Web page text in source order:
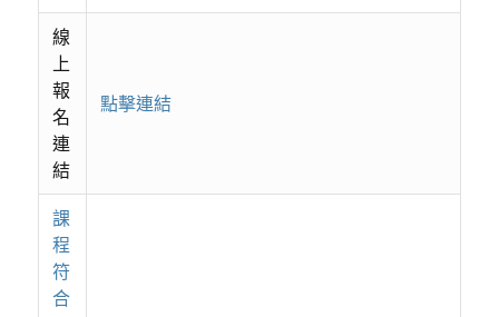
線
上
報
名
連
結
點擊連結
課
程
符
合